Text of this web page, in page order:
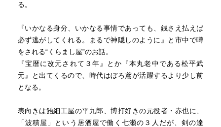
る。
『いかなる身分、いかなる事情であっても、銭さえ払えば
必ず逃がしてくれる。まるで神隠しのように』と市中で噂
をされる“くらまし屋”のお話。
『宝暦に改元されて３年』とか『本丸老中である松平武
元』と出てくるので、時代はぼろ鳶が活躍するより少し前
となる。
表向きは飴細工屋の平九郎、博打好きの元役者・赤也に、
「波積屋」という居酒屋で働く七瀬の３人だが、剣の達